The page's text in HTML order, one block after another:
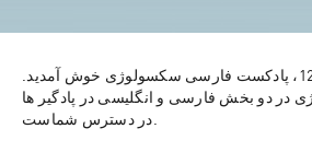
به اپیزود شماره 123، پادکست فارسی سکسولوژی خوش آمدید.
در دو بخش فارسی و انگلیسی در پادگیر ها
در دسترس شماست.